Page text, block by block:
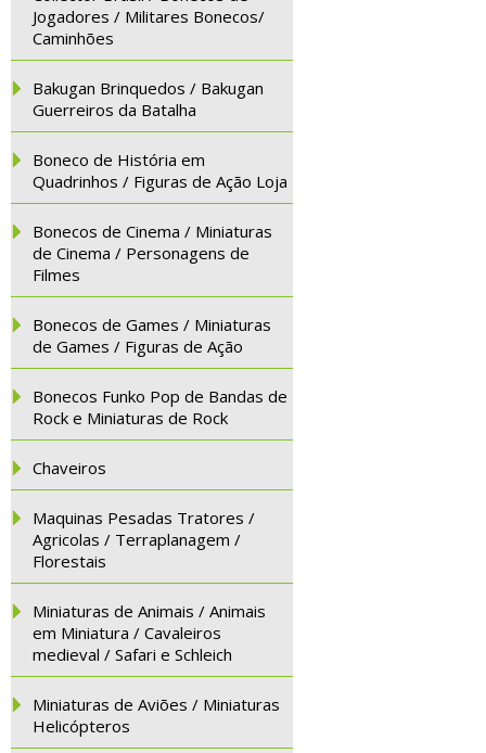
Jogadores / Militares Bonecos/
Caminhões
Bakugan Brinquedos / Bakugan
Guerreiros da Batalha
Boneco de História em
Quadrinhos / Figuras de Ação Loja
Bonecos de Cinema / Miniaturas
de Cinema / Personagens de
Filmes
Bonecos de Games / Miniaturas
de Games / Figuras de Ação
Bonecos Funko Pop de Bandas de
Rock e Miniaturas de Rock
Chaveiros
Maquinas Pesadas Tratores /
Agricolas / Terraplanagem /
Florestais
Miniaturas de Animais / Animais
em Miniatura / Cavaleiros
medieval / Safari e Schleich
Miniaturas de Aviões / Miniaturas
Helicópteros